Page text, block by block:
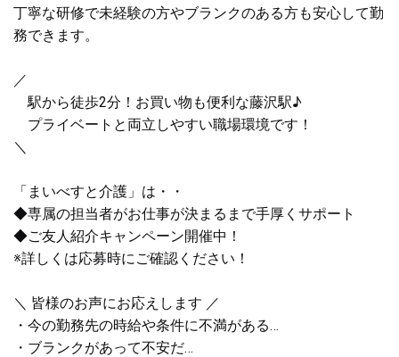
丁寧な研修で未経験の方やブランクのある方も安心して勤
務できます。
／
駅から徒歩2分！お買い物も便利な藤沢駅♪
プライベートと両立しやすい職場環境です！
＼
「まいべすと介護」は・・
◆専属の担当者がお仕事が決まるまで手厚くサポート
◆ご友人紹介キャンペーン開催中！
※詳しくは応募時にご確認ください！
＼ 皆様のお声にお応えします ／
・今の勤務先の時給や条件に不満がある…
・ブランクがあって不安だ…